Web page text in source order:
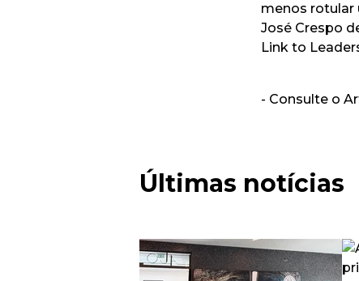
menos rotular
José Crespo
Link to
- Consulte o
Últimas notícias